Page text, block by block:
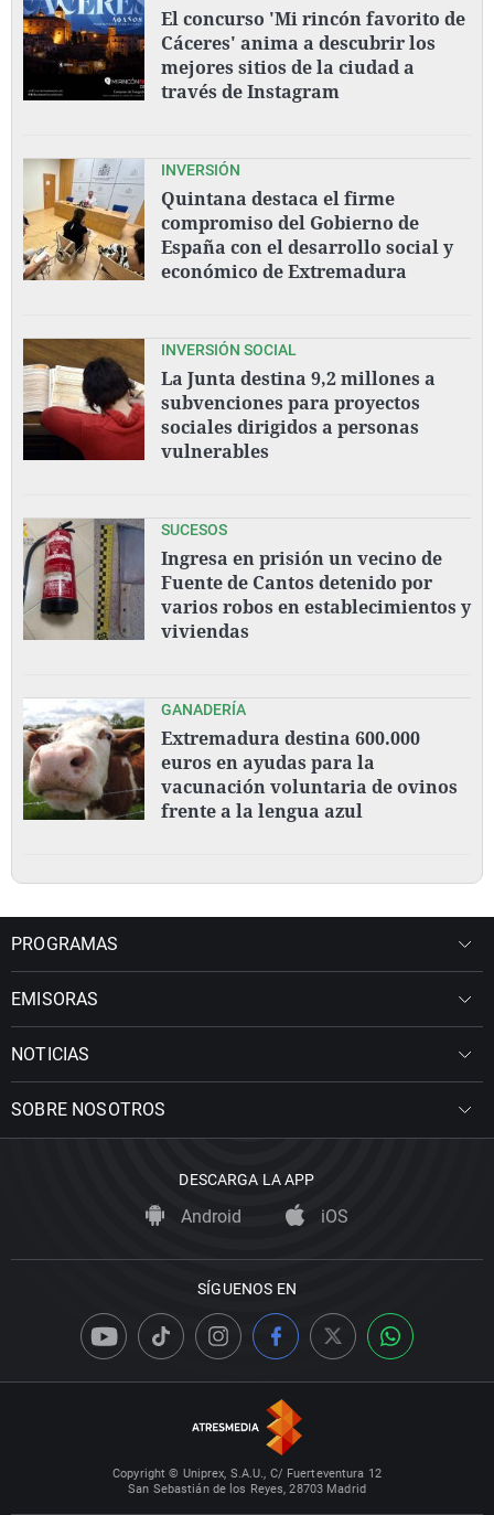
El concurso 'Mi rincón favorito de
Cáceres' anima a descubrir los
mejores sitios de la ciudad a
través de Instagram
INVERSIÓN
Quintana destaca el firme
compromiso del Gobierno de
España con el desarrollo social y
económico de Extremadura
INVERSIÓN SOCIAL
La Junta destina 9,2 millones a
subvenciones para proyectos
sociales dirigidos a personas
vulnerables
SUCESOS
Ingresa en prisión un vecino de
Fuente de Cantos detenido por
varios robos en establecimientos y
viviendas
GANADERÍA
Extremadura destina 600.000
euros en ayudas para la
vacunación voluntaria de ovinos
frente a la lengua azul
PROGRAMAS
EMISORAS
NOTICIAS
SOBRE NOSOTROS
DESCARGA LA APP
Android iOS
SÍGUENOS EN
Copyright © Uniprex, S.A.U., C/ Fuerteventura 12
San Sebastián de los Reyes, 28703 Madrid